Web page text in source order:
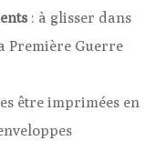
: à glisser dans
Première Guerre
être imprimées en